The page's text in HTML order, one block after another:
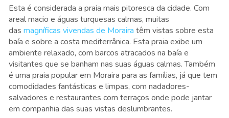
Esta é considerada a praia mais pitoresca da cidade. Com
areal macio e águas turquesas calmas, muitas
das magníficas vivendas de Moraira têm vistas sobre esta
baía e sobre a costa mediterrânica. Esta praia exibe um
ambiente relaxado, com barcos atracados na baía e
visitantes que se banham nas suas águas calmas. Também
é uma praia popular em Moraira para as famílias, já que tem
comodidades fantásticas e limpas, com nadadores-
salvadores e restaurantes com terraços onde pode jantar
em companhia das suas vistas deslumbrantes.